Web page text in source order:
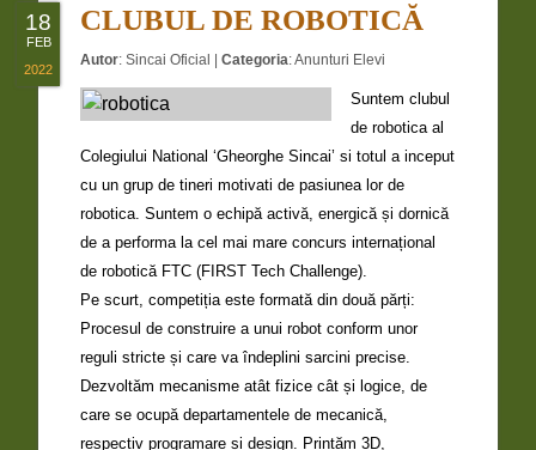
CLUBUL DE ROBOTICĂ
Autor:Sincai Oficial |Categoria:Anunturi Elevi
Suntem clubul
de robotica al
Colegiului National ‘Gheorghe Sincai’ si totul a inceput
cu un grup de tineri motivati de pasiunea lor de
robotica. Suntem o echipă activă, energică și dornică
de a performa la cel mai mare concurs internațional
de robotică FTC (FIRST Tech Challenge).
Pe scurt, competiția este formată din două părți:
Procesul de construire a unui robot conform unor
reguli stricte și care va îndeplini sarcini precise.
Dezvoltăm mecanisme atât fizice cât și logice, de
care se ocupă departamentele de mecanică,
respectiv programare și design. Printăm 3D,
18
FEB
2022